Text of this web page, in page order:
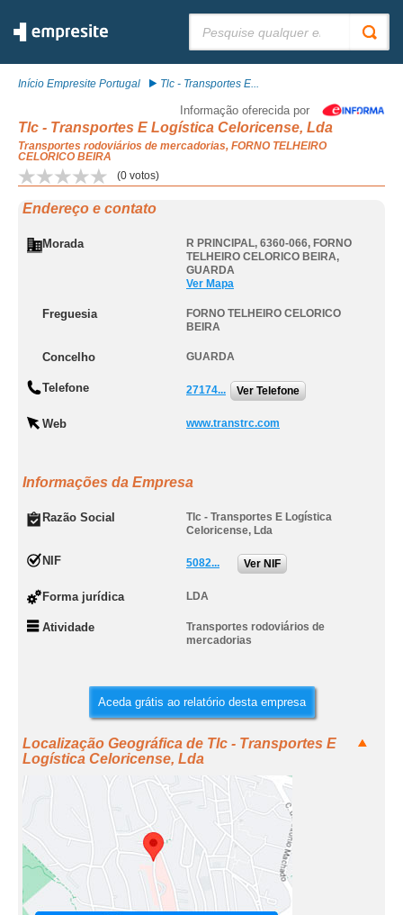
Início Empresite Portugal Tlc - Transportes E...
Informação oferecida por
Tlc - Transportes E Logística Celoricense, Lda
Transportes rodoviários de mercadorias, FORNO TELHEIRO
CELORICO BEIRA
(0 votos)
Endereço e contato
Morada R PRINCIPAL, 6360-066, FORNO
TELHEIRO CELORICO BEIRA,
GUARDA
Ver Mapa
Freguesia
FORNO TELHEIRO CELORICO
BEIRA
Concelho GUARDA
Telefone 27174... Ver Telefone
Web www.transtrc.com
Informações da Empresa
Razão Social
Tlc - Transportes E Logística
Celoricense, Lda
NIF 5082... Ver NIF
Forma jurídica LDA
Atividade
Transportes rodoviários de
mercadorias
Aceda grátis ao relatório desta empresa
Localização Geográfica de Tlc - Transportes E
Logística Celoricense, Lda